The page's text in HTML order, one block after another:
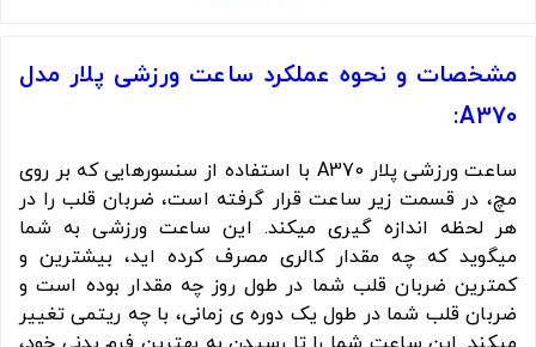
مشخصات و نحوه عملکرد ساعت ورزشی پلار مدل
A370:
ساعت ورزشی پلار A370 با استفاده از سنسورهایی که بر روی
مچ، در قسمت زیر ساعت قرار گرفته است، ضربان قلب را در
هر لحظه اندازه گیری میکند. این ساعت ورزشی به شما
میگوید که چه مقدار کالری مصرف کرده اید، بیشترین و
کمترین ضربان قلب شما در طول روز چه مقدار بوده است و
ضربان قلب شما در طول یک دوره ی زمانی، با چه ریتمی تغییر